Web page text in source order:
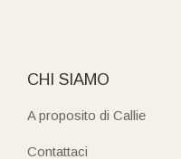
CHI SIAMO
A proposito di Callie
Contattaci